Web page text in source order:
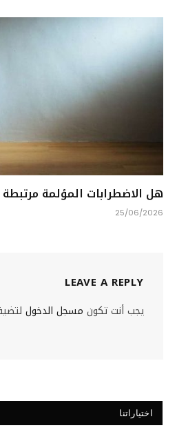
هل الاضطرابات المؤلمة مرتبطة
25/06/2026
LEAVE A REPLY
يجب أنت تكون مسجل الدخول
اختياراتنا